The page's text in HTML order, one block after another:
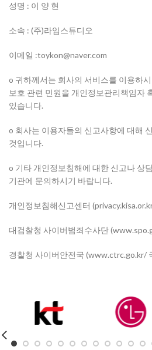
성명 : 이 양 현
소속 : (주)라임스튜디오
이메일 :toykon@naver.com
o 귀하께서는 회사의 서비스를 이용하
보호 관련 민원을 개인정보관리책임자
있습니다.
o 회사는 이용자들의 신고사항에 대해
것입니다.
o 기타 개인정보침해에 대한 신고나 상
기관에 문의하시기 바랍니다.
개인정보침해신고센터
대검찰청 사이버범죄수사단
경찰청 사이버안전국 (www.ctrc.go.kr/